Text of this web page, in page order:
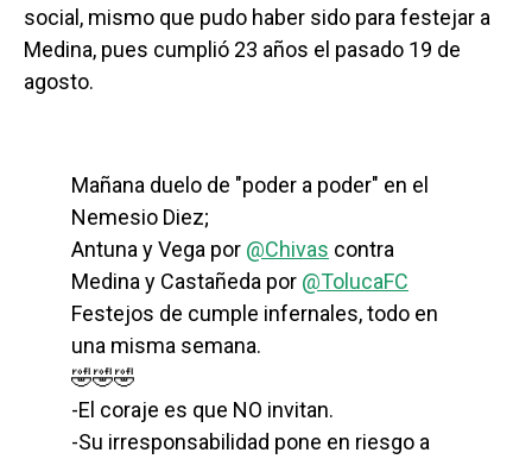
social, mismo que pudo haber sido para festejar a
Medina, pues cumplió 23 años el pasado 19 de
agosto.
Mañana duelo de "poder a poder" en el
Nemesio Diez;
Antuna y Vega por @Chivas contra
Medina y Castañeda por @TolucaFC
Festejos de cumple infernales, todo en
una misma semana.
🤣🤣🤣
-El coraje es que NO invitan.
-Su irresponsabilidad pone en riesgo a